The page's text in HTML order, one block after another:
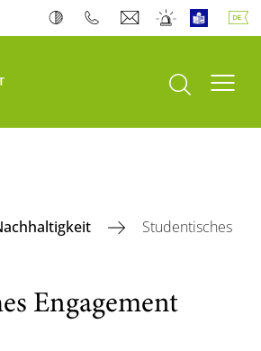
Suche öffnen
Studentisches
Engagement